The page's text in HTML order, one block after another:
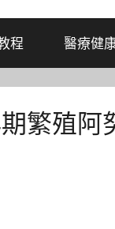
程 醫療健
繁殖阿